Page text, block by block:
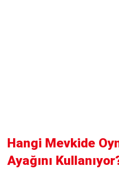
Hangi Mevkide
Ayağını